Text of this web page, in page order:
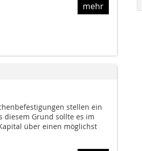
mehr
stellen ein
diesem Grund sollte es im
über einen möglichst